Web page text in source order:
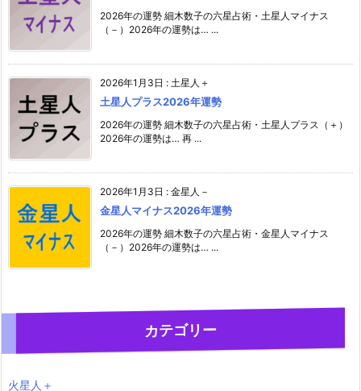
2026年の運勢 細木数子の六星占術・土星人マイナス
（－）2026年の運勢は… ...
2026年1月3日 : 土星人＋
土星人プラス2026年運勢
2026年の運勢 細木数子の六星占術・土星人プラス（＋）
2026年の運勢は… 再 ...
2026年1月3日 : 金星人－
金星人マイナス2026年運勢
2026年の運勢 細木数子の六星占術・金星人マイナス
（－）2026年の運勢は… ...
カテゴリー
火星人＋